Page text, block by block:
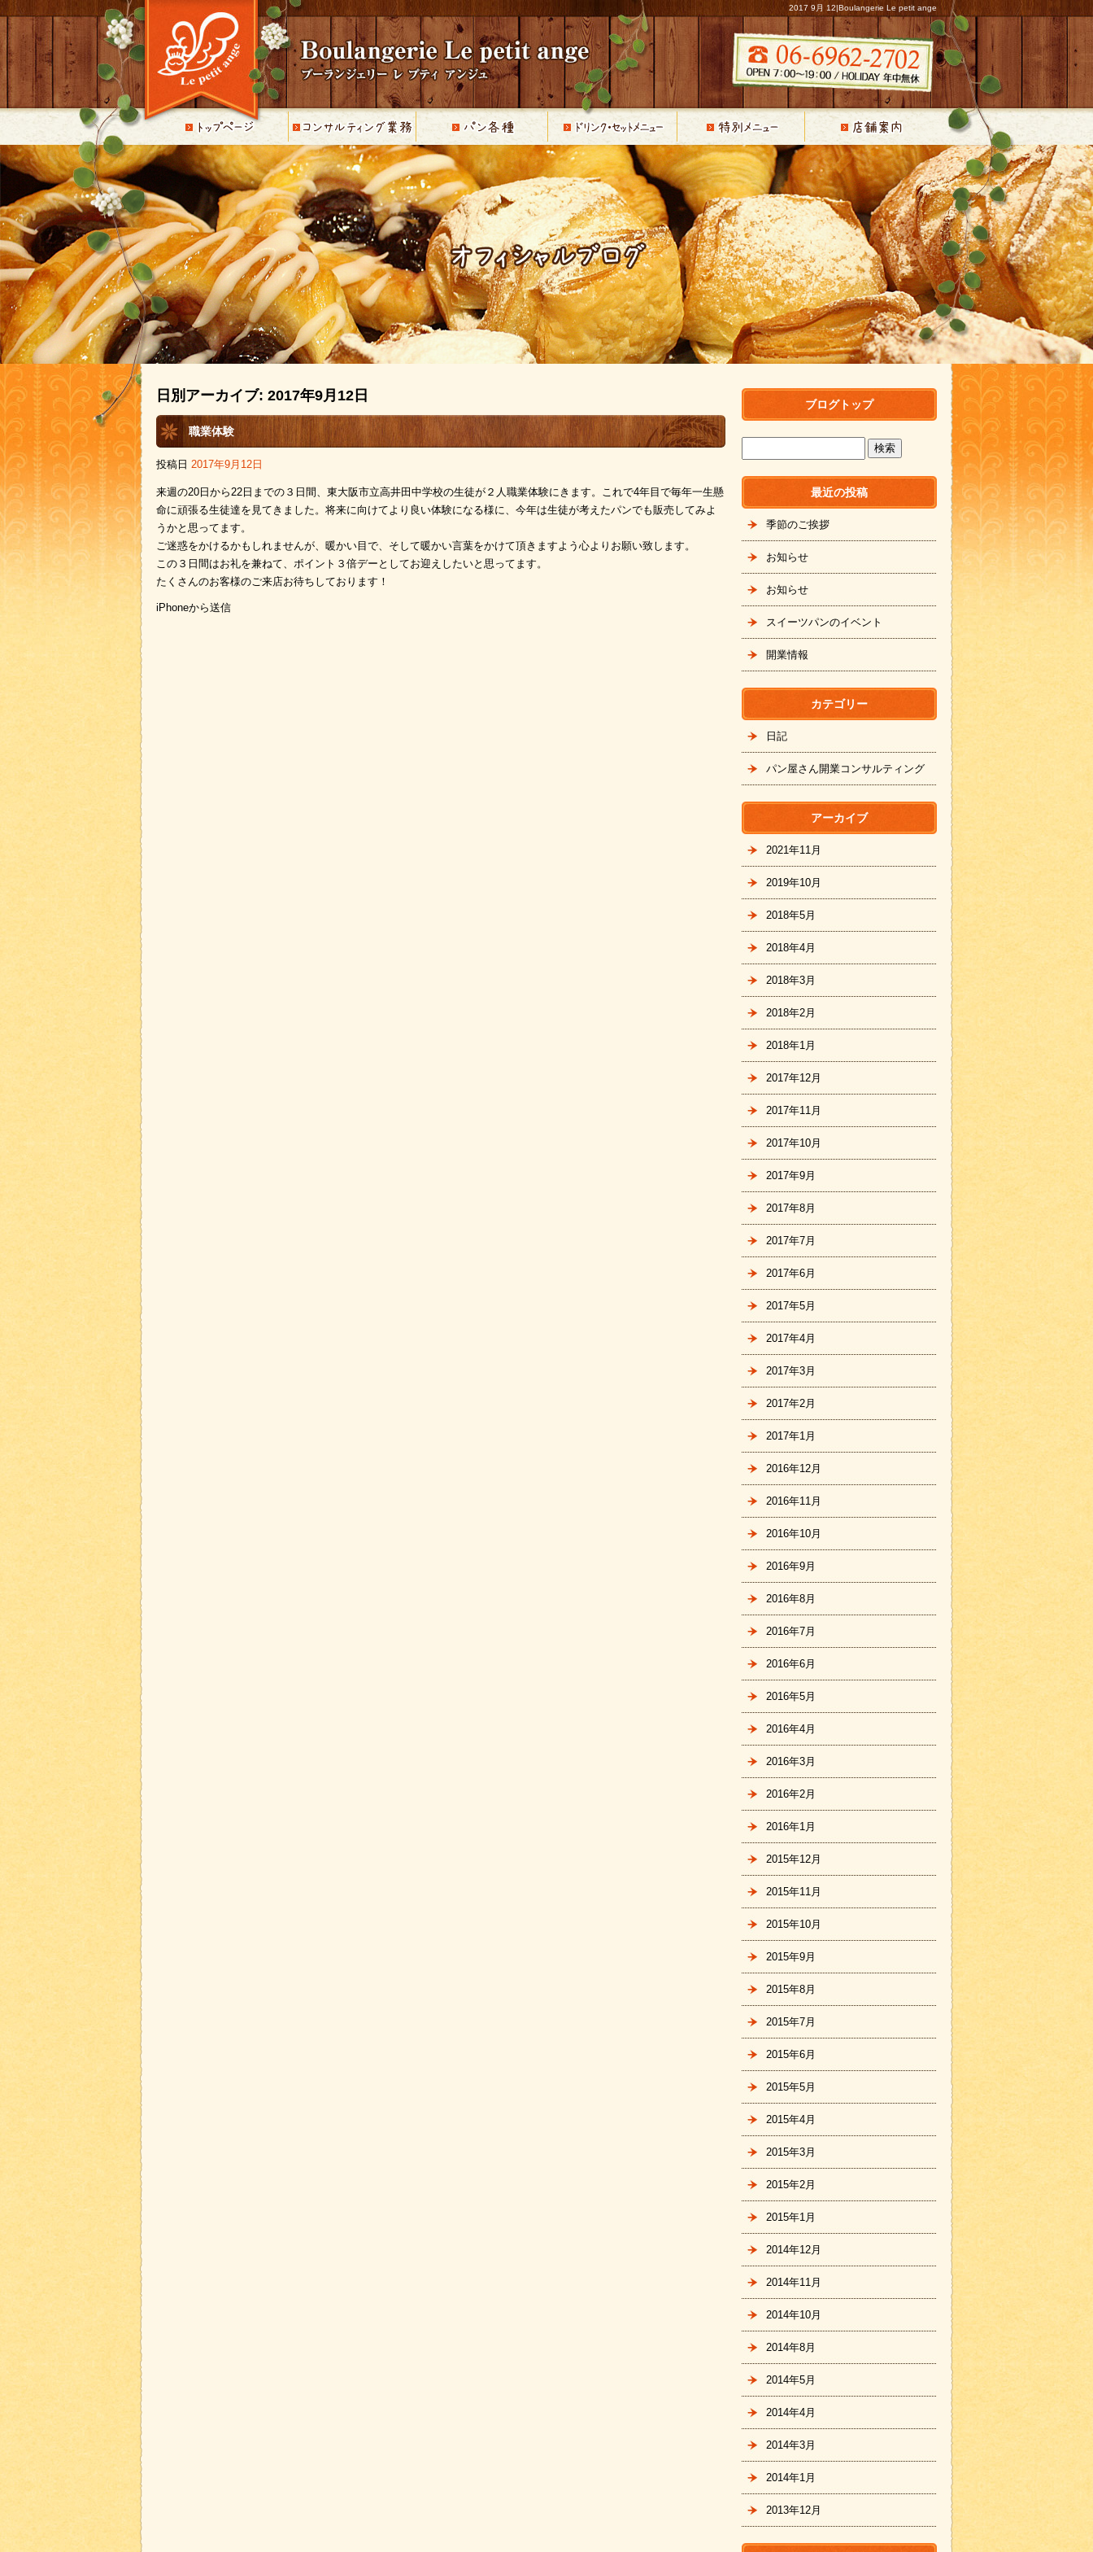
2017 9月 12|Boulangerie Le petit ange
日別アーカイブ: 2017年9月12日
職業体験
投稿日 2017年9月12日
来週の20日から22日までの３日間、東大阪市立高井田中学校の生徒が２人職業体験にきます。これで4年目で毎年一生懸
命に頑張る生徒達を見てきました。将来に向けてより良い体験になる様に、今年は生徒が考えたパンでも販売してみよ
うかと思ってます。
ご迷惑をかけるかもしれませんが、暖かい目で、そして暖かい言葉をかけて頂きますよう心よりお願い致します。
この３日間はお礼を兼ねて、ポイント３倍デーとしてお迎えしたいと思ってます。
たくさんのお客様のご来店お待ちしております！
iPhoneから送信
ブログトップ
最近の投稿
季節のご挨拶
お知らせ
お知らせ
スイーツパンのイベント
開業情報
カテゴリー
日記
パン屋さん開業コンサルティング
アーカイブ
2021年11月
2019年10月
2018年5月
2018年4月
2018年3月
2018年2月
2018年1月
2017年12月
2017年11月
2017年10月
2017年9月
2017年8月
2017年7月
2017年6月
2017年5月
2017年4月
2017年3月
2017年2月
2017年1月
2016年12月
2016年11月
2016年10月
2016年9月
2016年8月
2016年7月
2016年6月
2016年5月
2016年4月
2016年3月
2016年2月
2016年1月
2015年12月
2015年11月
2015年10月
2015年9月
2015年8月
2015年7月
2015年6月
2015年5月
2015年4月
2015年3月
2015年2月
2015年1月
2014年12月
2014年11月
2014年10月
2014年8月
2014年5月
2014年4月
2014年3月
2014年1月
2013年12月